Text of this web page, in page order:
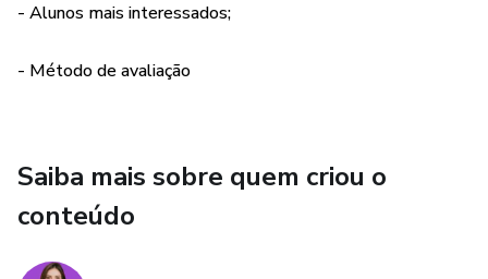
- Alunos mais interessados;
- Método de avaliação
Saiba mais sobre quem criou o
conteúdo